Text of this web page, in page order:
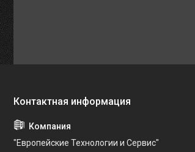
"Европейские Технологии и Сервис"